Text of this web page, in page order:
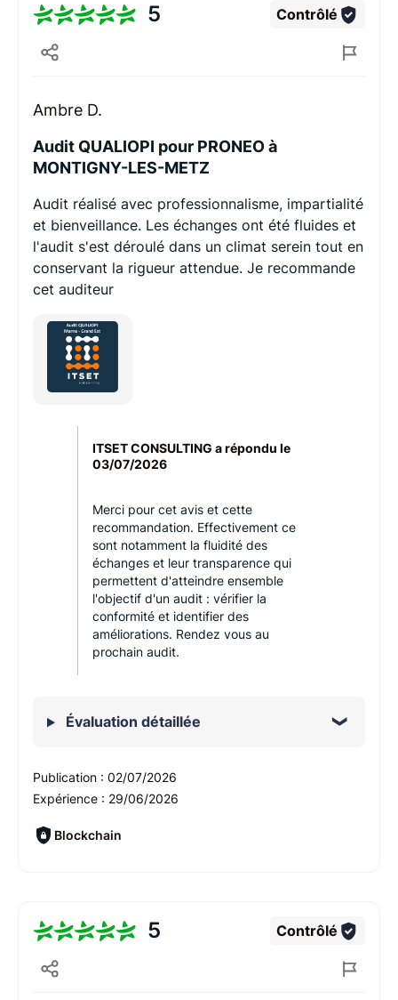
5 Contrôlé
Ambre D.
Audit QUALIOPI pour PRONEO à
MONTIGNY-LES-METZ
Audit réalisé avec professionnalisme, impartialité
et bienveillance. Les échanges ont été fluides et
l'audit s'est déroulé dans un climat serein tout en
conservant la rigueur attendue. Je recommande
cet auditeur
ITSET CONSULTING a répondu le
03/07/2026
Merci pour cet avis et cette
recommandation. Effectivement ce
sont notamment la fluidité des
échanges et leur transparence qui
permettent d'atteindre ensemble
l'objectif d'un audit : vérifier la
conformité et identifier des
améliorations. Rendez vous au
prochain audit.
Évaluation détaillée
Publication : 02/07/2026
Expérience : 29/06/2026
Blockchain
5 Contrôlé